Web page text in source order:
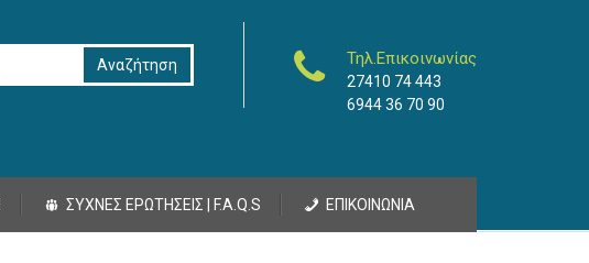
Τηλ.Επικοινωνίας
27410 74 443
6944 36 70 90
ΣΥΧΝΕΣ ΕΡΩΤΗΣΕΙΣ | F.A.Q.S ΕΠΙΚΟΙΝΩΝΙΑ